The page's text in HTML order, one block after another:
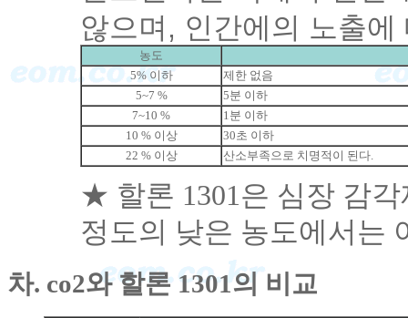
않으며, 인간에의 노출
농도
5% 이하
제한 없음
5~7 %
5분 이하
7~10 %
1분 이하
10 % 이상
30초 이하
22 % 이상
산소부족으로 치명적이 된다.
★ 할론 1301은 심장 감
정도의 낮은 농도에서는
차. co2와 할론 1301의 비교